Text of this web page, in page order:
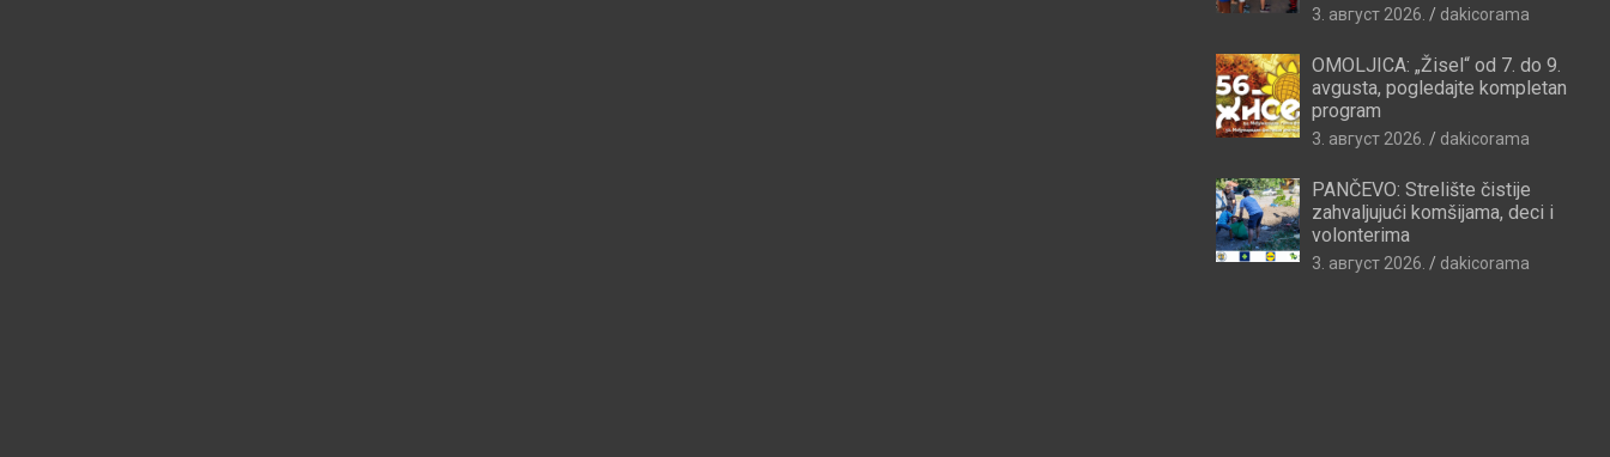
3. август 2026. dakicorama
OMOLJICA: „Žisel“ od 7. do 9.
avgusta, pogledajte kompletan
program
3. август 2026. dakicorama
PANČEVO: Strelište čistije
zahvaljujući komšijama, deci i
volonterima
3. август 2026. dakicorama